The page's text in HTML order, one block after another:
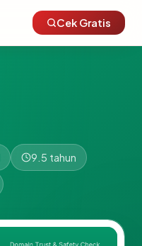
Cek Gratis
9.5 tahun